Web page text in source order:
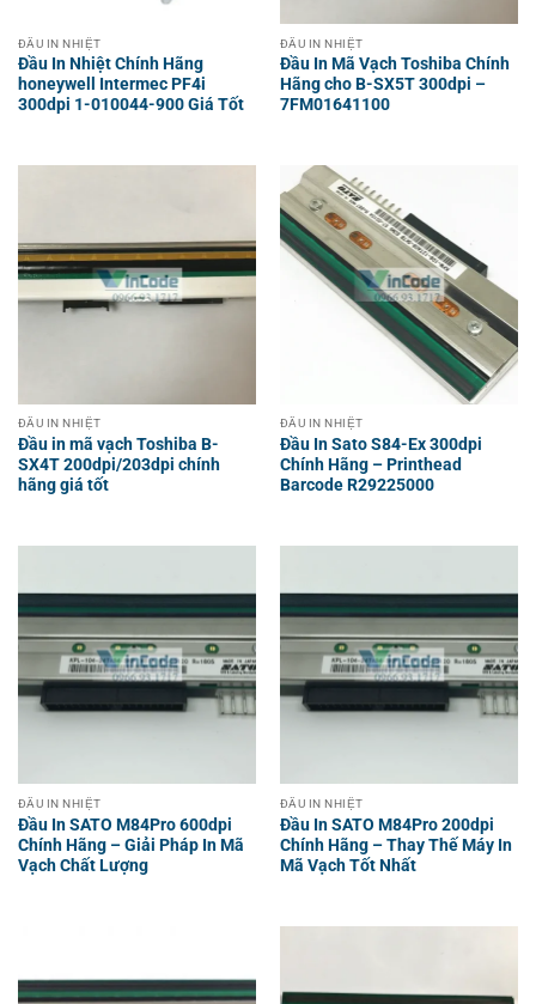
ĐẦU IN NHIỆT
Đầu In Nhiệt Chính Hãng
honeywell Intermec PF4i
300dpi 1-010044-900 Giá Tốt
ĐẦU IN NHIỆT
Đầu In Mã Vạch Toshiba Chính
Hãng cho B-SX5T 300dpi –
7FM01641100
ĐẦU IN NHIỆT
Đầu in mã vạch Toshiba B-
SX4T 200dpi/203dpi chính
hãng giá tốt
ĐẦU IN NHIỆT
Đầu In Sato S84-Ex 300dpi
Chính Hãng – Printhead
Barcode R29225000
ĐẦU IN NHIỆT
Đầu In SATO M84Pro 600dpi
Chính Hãng – Giải Pháp In Mã
Vạch Chất Lượng
ĐẦU IN NHIỆT
Đầu In SATO M84Pro 200dpi
Chính Hãng – Thay Thế Máy In
Mã Vạch Tốt Nhất